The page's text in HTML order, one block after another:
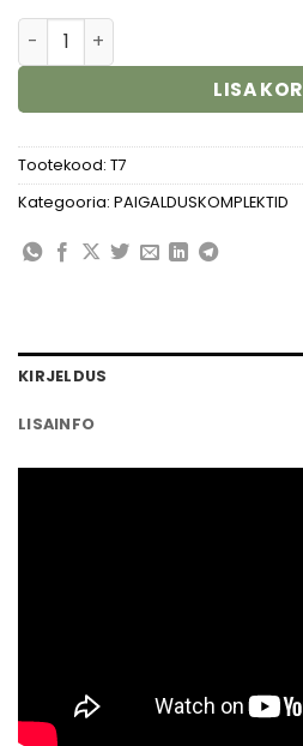
VW Transporter T7 lisavalgusti
LISA
Tootekood: T7
Kategooria: PAIGALDUSKOMPLEKTID
KIRJELDUS
LISAINFO